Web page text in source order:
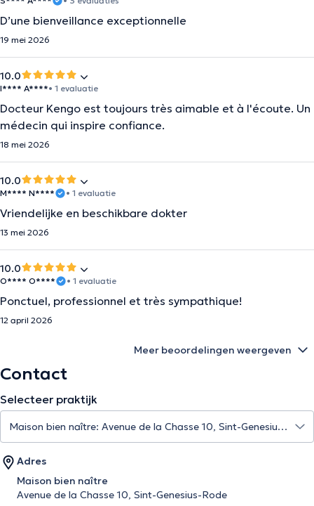
D’une bienveillance exceptionnelle
19 mei 2026
10.0
I**** A****• 1 evaluatie
Docteur Kengo est toujours très aimable et à l'écoute. Un
médecin qui inspire confiance.
18 mei 2026
10.0
M**** N**** • 1 evaluatie
Vriendelijke en beschikbare dokter
13 mei 2026
10.0
O**** O**** • 1 evaluatie
Ponctuel, professionnel et très sympathique!
12 april 2026
Meer beoordelingen weergeven
Contact
Selecteer praktijk
Adres
Maison bien naître
Avenue de la Chasse 10, Sint-Genesius-Rode